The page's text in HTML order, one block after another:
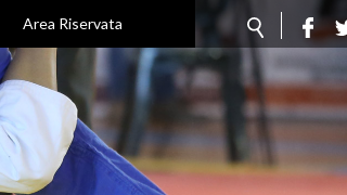
Area Riservata